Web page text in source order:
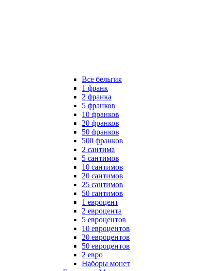
Все бельгия
1 франк
2 франка
5 франков
10 франков
20 франков
50 франков
500 франков
2 сантима
5 сантимов
10 сантимов
20 сантимов
25 сантимов
50 сантимов
1 евроцент
2 евроцента
5 евроцентов
10 евроцентов
20 евроцентов
50 евроцентов
2 евро
Наборы монет